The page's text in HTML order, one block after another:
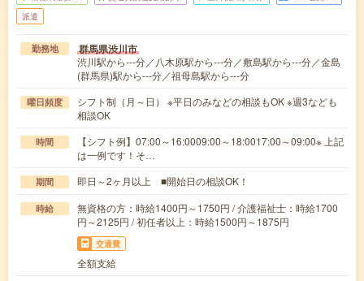
派遣
勤務地 群馬県渋川市
渋川駅から---分／八木原駅から---分／敷島駅から---分／金島
(群馬県)駅から---分／祖母島駅から---分
曜日頻度
シフト制（月～日） ※平日のみなどの相談もOK ※週3なども
相談OK
時間
【シフト例】07:00～16:0009:00～18:0017:00～09:00※ 上記
は一例です！そ…
期間 即日～2ヶ月以上 ■開始日の相談OK！
時給
無資格の方：時給1400円～1750円 / 介護福祉士：時給1700
円～2125円 / 初任者以上：時給1500円～1875円
交通費
全額支給